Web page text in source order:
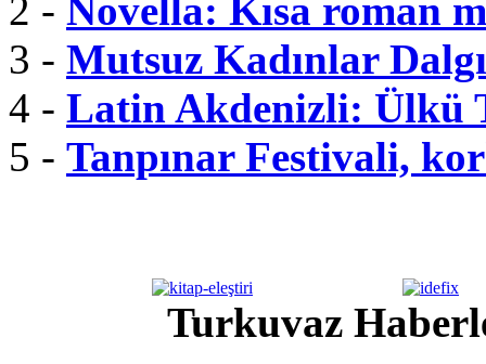
2 - Novella: Kısa roman
3 - Mutsuz Kadınlar
4 - Latin Akdenizli: Ülkü
5 - Tanpınar Festivali,
Turkuvaz